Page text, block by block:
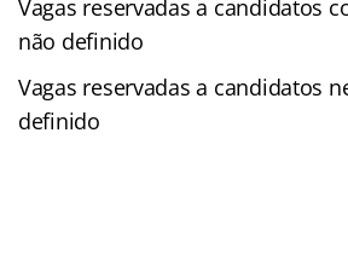
Vagas reservadas a candidatos
não definido
Vagas reservadas a candidatos
definido